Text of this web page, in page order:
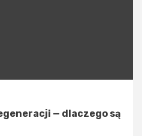
— dlaczego są